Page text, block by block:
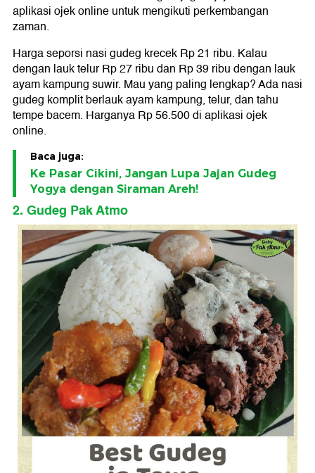
aplikasi ojek online untuk mengikuti perkembangan
zaman.
Harga seporsi nasi gudeg krecek Rp 21 ribu. Kalau
dengan lauk telur Rp 27 ribu dan Rp 39 ribu dengan lauk
ayam kampung suwir. Mau yang paling lengkap? Ada nasi
gudeg komplit berlauk ayam kampung, telur, dan tahu
tempe bacem. Harganya Rp 56.500 di aplikasi ojek
online.
Baca juga:
Ke Pasar Cikini, Jangan Lupa Jajan Gudeg
Yogya dengan Siraman Areh!
2. Gudeg Pak Atmo